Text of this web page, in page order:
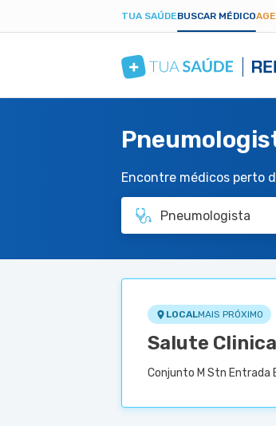
TUA SAÚDEBUSCAR MÉDICO
Encontre médicos perto
LOCALMAIS PRÓXIMO
Salute
Conjunto M Stn Entrada